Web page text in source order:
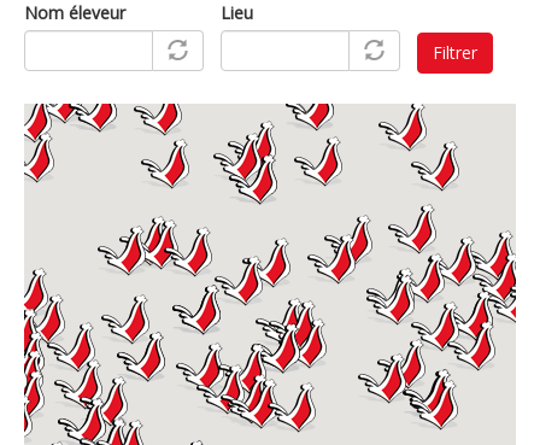
Nom éleveur
Lieu
Filtrer